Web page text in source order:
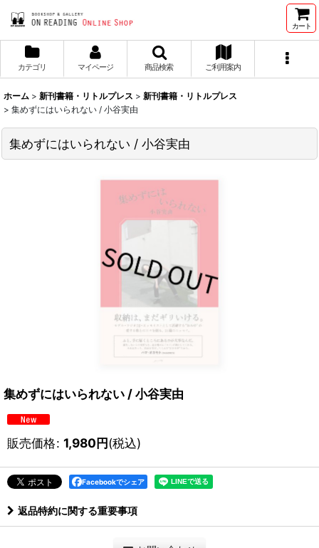
カート
カテゴリ マイページ 商品検索 ご利用案内
ホーム > 新刊書籍・リトルプレス > 新刊書籍・リトルプレス
> 集めずにはいられない / 小谷実由
集めずにはいられない / 小谷実由
集めずにはいられない / 小谷実由
販売価格: 1,980円(税込)
Facebookでシェア
返品特約に関する重要事項